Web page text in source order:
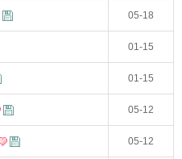
05-18
01-15
01-15
05-12
05-12